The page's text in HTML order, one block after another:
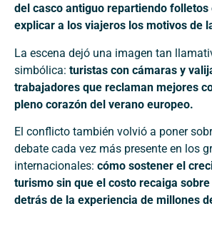
del casco antiguo repartiendo folletos
explicar a los viajeros los motivos de
La escena dejó una imagen tan
simbólica: turistas con cámaras y
trabajadores que reclaman mejores
pleno corazón del verano europeo.
El conflicto también volvió a poner
debate cada vez más presente en los
internacionales: cómo sostener el
turismo sin que el costo recaiga
detrás de la experiencia de millones